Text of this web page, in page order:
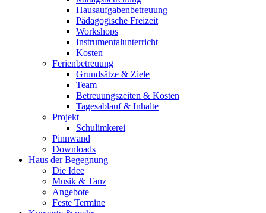
Hausaufgabenbetreuung
Pädagogische Freizeit
Workshops
Instrumentalunterricht
Kosten
Ferienbetreuung
Grundsätze & Ziele
Team
Betreuungszeiten & Kosten
Tagesablauf & Inhalte
Projekt
Schulimkerei
Pinnwand
Downloads
Haus der Begegnung
Die Idee
Musik & Tanz
Angebote
Feste Termine